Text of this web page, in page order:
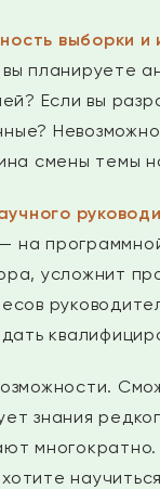
выборки и
планируете
Если вы
смены темы
на
усложнит
дать
знания